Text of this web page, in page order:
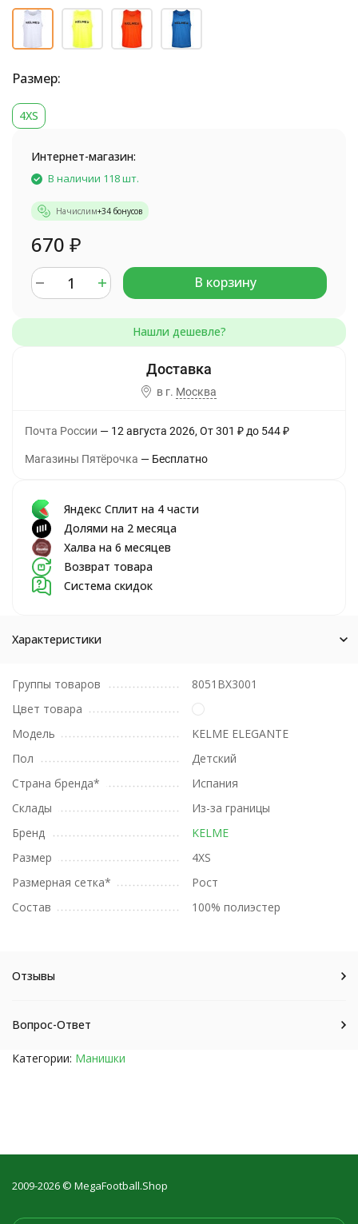
Размер:
4XS
Интернет-магазин:
В наличии 118 шт.
Начислим+34 бонусов
670 ₽
В корзину
в г. Москва
Почта России 12 августа 2026 От 301 ₽ до 544₽
Магазины Пятёрочка Бесплатно
Яндекс Сплит на 4 части
Долями на 2 месяца
Халва на 6 месяцев
Возврат товара
Система скидок
Характеристики
Группы товаров
8051BX3001
Цвет товара
Модель
KELME ELEGANTE
Пол
Детский
Страна бренда*
Испания
Склады
Из-за границы
Бренд
KELME
Размер
4XS
Размерная сетка*
Рост
Состав
100% полиэстер
Отзывы
Вопрос-Ответ
Категории: Манишки
2009-2026 © MegaFootball.Shop